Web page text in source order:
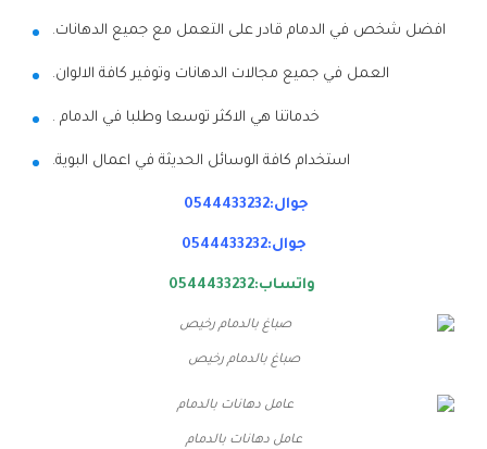
افضل شخص في الدمام قادر على التعمل مع جميع الدهانات.
العمل في جميع مجالات الدهانات وتوفير كافة الالوان.
خدماتنا هي الاكثر توسعا وطلبا في الدمام .
استخدام كافة الوسائل الحديثة في اعمال البوية.
جوال:0544433232
جوال:0544433232
واتساب:0544433232
صباغ بالدمام رخيص
عامل دهانات بالدمام